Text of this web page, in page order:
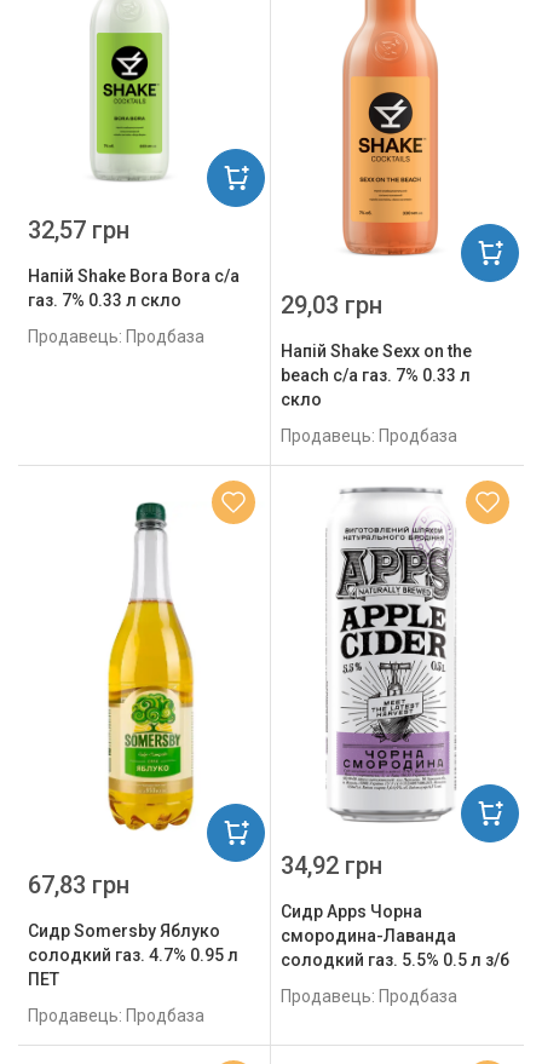
Напій Shake Bora Bora с/а
газ. 7% 0.33 л скло
Продавець: Продбаза
32,57 грн
Напій Shake Sexx on the
beach с/а газ. 7% 0.33 л
скло
Продавець: Продбаза
29,03 грн
Сидр Somersby Яблуко
солодкий газ. 4.7% 0.95 л
ПЕТ
Продавець: Продбаза
67,83 грн
Сидр Apps Чорна
смородина-Лаванда
солодкий газ. 5.5% 0.5 л з/б
Продавець: Продбаза
34,92 грн